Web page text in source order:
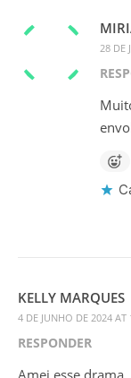
28 DE
KELLY MARQUES
4 DE JUNHO DE 2024 AT
RESPONDER